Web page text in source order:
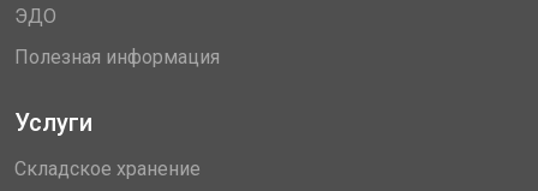
ЭДО
Полезная информация
Услуги
Складское хранение